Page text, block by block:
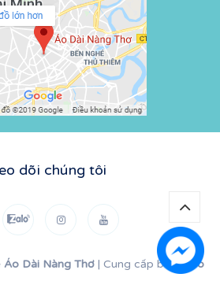
dõi chúng tôi
Áo Dài Nàng Thơ Cung cấp bởiSapo